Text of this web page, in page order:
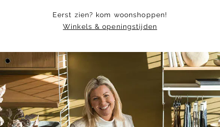
Eerst zien? kom woonshoppen!
Winkels & openingstijden